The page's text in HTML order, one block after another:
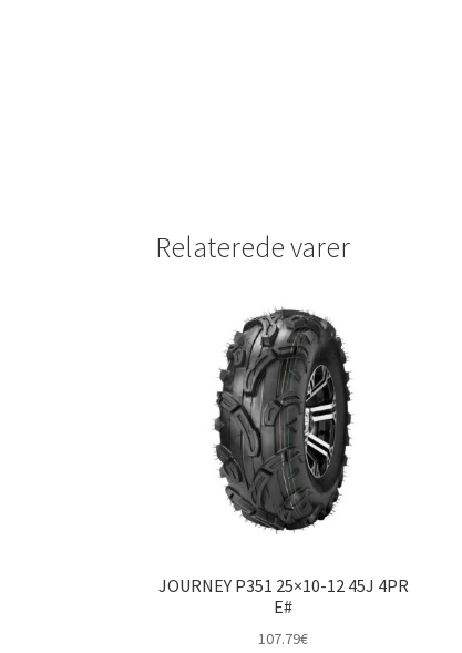
Relaterede varer
JOURNEY P351 25×10-12 45J 4PR
E#
107.79€